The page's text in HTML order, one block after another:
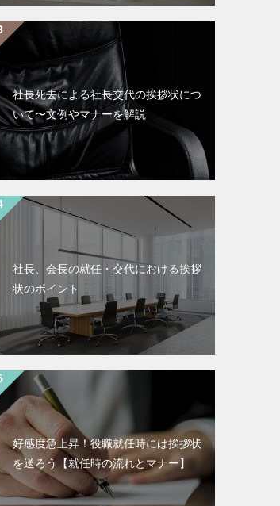
社長死去による社長交代の挨拶状につ
いて〜文例やマナーを解説
社長、会長の就任・交代における挨拶
状のポイント
好感度急上昇！役職就任時には挨拶状
を送ろう【就任時の流れとマナー】